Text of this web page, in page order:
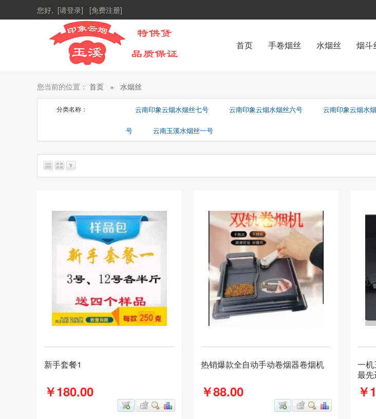
您好, [请登录] [免费注册]
首页 手卷烟丝 水烟丝 烟斗
您当前的位置： 首页 » 水烟丝
分类名称： 云南印象云烟水烟丝七号 云南印象云烟水烟丝六号 云南印象云烟水
号 云南玉溪水烟丝一号
新手套餐1
￥180.00
热销爆款全自动手动卷烟器卷烟机
￥88.00
一机
最
￥